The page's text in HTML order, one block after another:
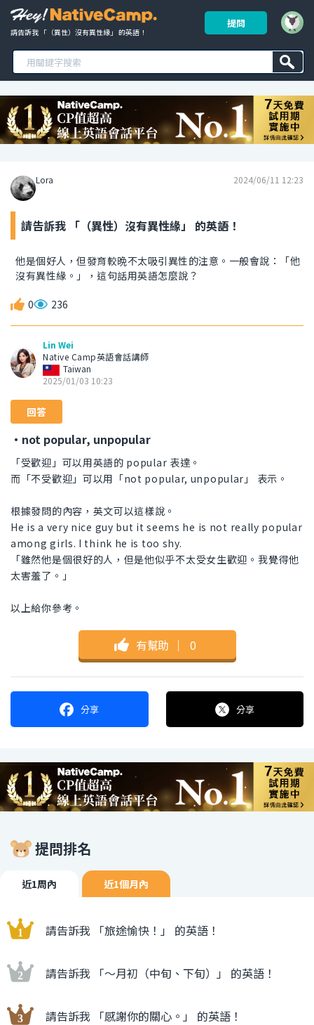
請告訴我 「（異性）沒有異性緣」 的英語！
提問
Lora 2024/06/11 12:23
請告訴我 「（異性）沒有異性緣」 的英語！
他是個好人，但發育較晩不太吸引異性的注意。一般會說：「他
沒有異性緣。」，這句話用英語怎麼說？
0 236
Lin Wei
Native Camp英語會話講師
Taiwan
2025/01/03 10:23
回答
・not popular, unpopular
「受歡迎」可以用英語的 popular 表達。
而「不受歡迎」可以用「not popular, unpopular」 表示。
根據發問的內容，英文可以這樣說。
He is a very nice guy but it seems he is not really popular
among girls. I think he is too shy.
「雖然他是個很好的人，但是他似乎不太受女生歡迎。我覺得他
太害羞了。」
以上給你參考。
有幫助 ｜ 0
分享 分享
提問排名
近1周內 近1個月內
請告訴我 「旅途愉快！」 的英語！
請告訴我 「〜月初（中旬、下旬）」 的英語！
請告訴我 「感謝你的關心。」 的英語！